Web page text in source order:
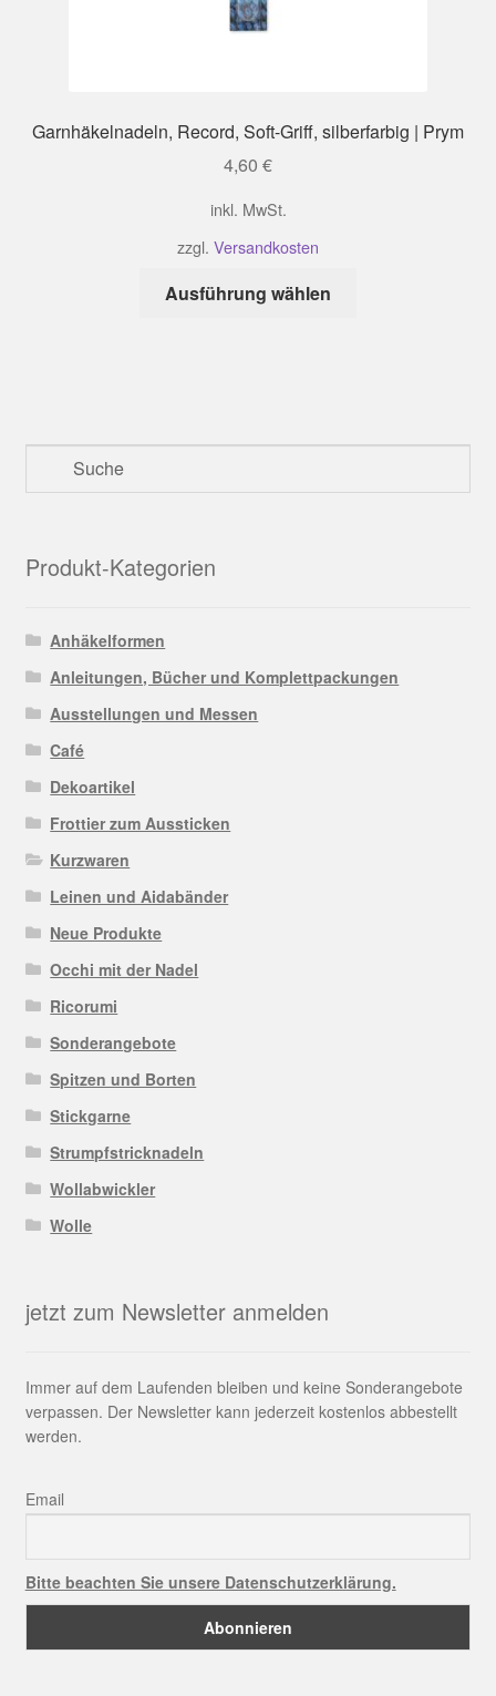
Garnhäkelnadeln, Record, Soft-Griff, silberfarbig | Prym
4,60 €
inkl. MwSt.
zzgl. Versandkosten
Ausführung wählen
Die
Produkt-Kategorien
Anhäkelformen
Anleitungen, Bücher und Komplettpackungen
Ausstellungen und Messen
Café
Dekoartikel
Frottier zum Aussticken
Kurzwaren
Leinen und Aidabänder
Neue Produkte
Occhi mit der Nadel
Ricorumi
Sonderangebote
Spitzen und Borten
Stickgarne
Strumpfstricknadeln
Wollabwickler
Wolle
jetzt zum Newsletter anmelden
Immer auf dem Laufenden bleiben und keine Sonderangebote
verpassen. Der Newsletter kann jederzeit kostenlos abbestellt
werden.
Email
Bitte beachten Sie unsere Datenschutzerklärung.